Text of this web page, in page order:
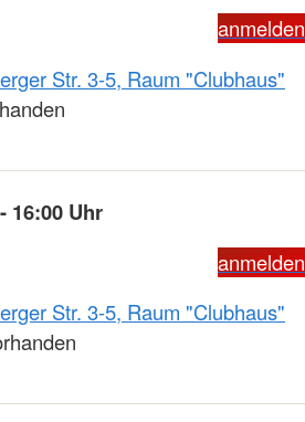
anmelden
Str. 3-5, Raum "Clubhaus"
16:00 Uhr
anmelden
Str. 3-5, Raum "Clubhaus"